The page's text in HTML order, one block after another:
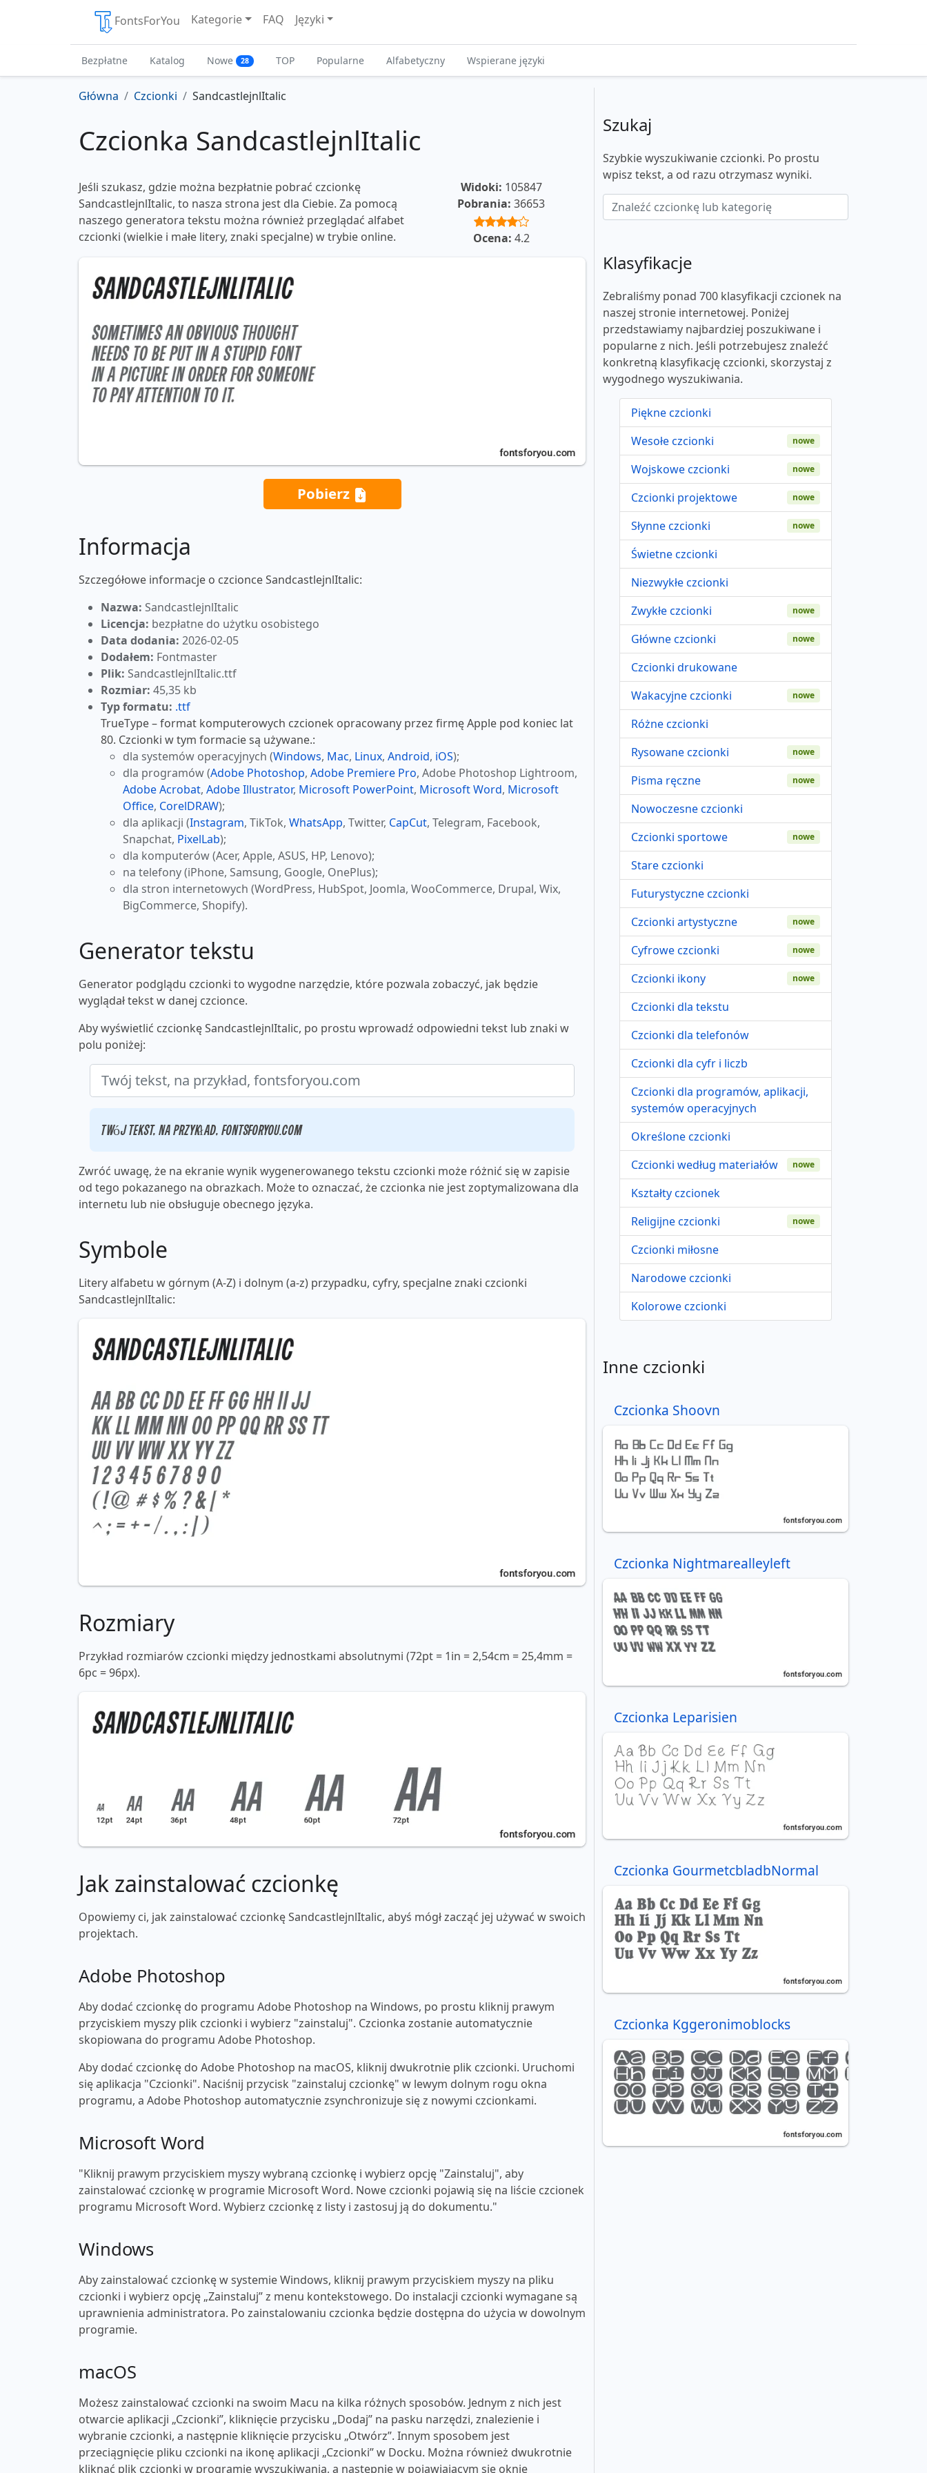
FontsForYou Kategorie FAQ Języki
Bezpłatne Katalog Nowe 28 TOP Popularne Alfabetyczny Wspierane języki
Główna Czcionki SandcastlejnlItalic
Czcionka SandcastlejnlItalic
Jeśli szukasz, gdzie można bezpłatnie pobrać czcionkę
SandcastlejnlItalic, to nasza strona jest dla Ciebie. Za pomocą
naszego generatora tekstu można również przeglądać alfabet
czcionki (wielkie i małe litery, znaki specjalne) w trybie online.
Widoki: 105847
Pobrania: 36653
Ocena: 4.2
Pobierz
Informacja
Szczegółowe informacje o czcionce SandcastlejnlItalic:
Nazwa: SandcastlejnlItalic
Licencja: bezpłatne do użytku osobistego
Data dodania: 2026-02-05
Dodałem: Fontmaster
Plik: SandcastlejnlItalic.ttf
Rozmiar: 45,35 kb
Typ formatu: .ttf
TrueType – format komputerowych czcionek opracowany przez firmę Apple pod koniec lat
80. Czcionki w tym formacie są używane.:
dla systemów operacyjnych (Windows, Mac, Linux, Android, iOS);
dla programów (Adobe Photoshop, Adobe Premiere Pro, Adobe Photoshop Lightroom,
Adobe Acrobat, Adobe Illustrator, Microsoft PowerPoint, Microsoft Word, Microsoft
Office, CorelDRAW);
dla aplikacji (Instagram, TikTok, WhatsApp, Twitter, CapCut, Telegram, Facebook,
Snapchat, PixelLab);
dla komputerów (Acer, Apple, ASUS, HP, Lenovo);
na telefony (iPhone, Samsung, Google, OnePlus);
dla stron internetowych (WordPress, HubSpot, Joomla, WooCommerce, Drupal, Wix,
BigCommerce, Shopify).
Generator tekstu
Generator podglądu czcionki to wygodne narzędzie, które pozwala zobaczyć, jak będzie
wyglądał tekst w danej czcionce.
Aby wyświetlić czcionkę SandcastlejnlItalic, po prostu wprowadź odpowiedni tekst lub znaki w
polu poniżej:
Twój tekst, na przykład, fontsforyou.com
Zwróć uwagę, że na ekranie wynik wygenerowanego tekstu czcionki może różnić się w zapisie
od tego pokazanego na obrazkach. Może to oznaczać, że czcionka nie jest zoptymalizowana dla
internetu lub nie obsługuje obecnego języka.
Symbole
Litery alfabetu w górnym (A-Z) i dolnym (a-z) przypadku, cyfry, specjalne znaki czcionki
SandcastlejnlItalic:
Rozmiary
Przykład rozmiarów czcionki między jednostkami absolutnymi (72pt = 1in = 2,54cm = 25,4mm =
6pc = 96px).
Jak zainstalować czcionkę
Opowiemy ci, jak zainstalować czcionkę SandcastlejnlItalic, abyś mógł zacząć jej używać w swoich
projektach.
Adobe Photoshop
Aby dodać czcionkę do programu Adobe Photoshop na Windows, po prostu kliknij prawym
przyciskiem myszy plik czcionki i wybierz "zainstaluj". Czcionka zostanie automatycznie
skopiowana do programu Adobe Photoshop.
Aby dodać czcionkę do Adobe Photoshop na macOS, kliknij dwukrotnie plik czcionki. Uruchomi
się aplikacja "Czcionki". Naciśnij przycisk "zainstaluj czcionkę" w lewym dolnym rogu okna
programu, a Adobe Photoshop automatycznie zsynchronizuje się z nowymi czcionkami.
Microsoft Word
"Kliknij prawym przyciskiem myszy wybraną czcionkę i wybierz opcję "Zainstaluj", aby
zainstalować czcionkę w programie Microsoft Word. Nowe czcionki pojawią się na liście czcionek
programu Microsoft Word. Wybierz czcionkę z listy i zastosuj ją do dokumentu."
Windows
Aby zainstalować czcionkę w systemie Windows, kliknij prawym przyciskiem myszy na pliku
czcionki i wybierz opcję „Zainstaluj” z menu kontekstowego. Do instalacji czcionki wymagane są
uprawnienia administratora. Po zainstalowaniu czcionka będzie dostępna do użycia w dowolnym
programie.
macOS
Możesz zainstalować czcionki na swoim Macu na kilka różnych sposobów. Jednym z nich jest
otwarcie aplikacji „Czcionki”, kliknięcie przycisku „Dodaj” na pasku narzędzi, znalezienie i
wybranie czcionki, a następnie kliknięcie przycisku „Otwórz”. Innym sposobem jest
przeciągnięcie pliku czcionki na ikonę aplikacji „Czcionki” w Docku. Można również dwukrotnie
kliknąć plik czcionki w programie wyszukiwania, a następnie w pojawiającym się oknie
Szukaj
Szybkie wyszukiwanie czcionki. Po prostu
wpisz tekst, a od razu otrzymasz wyniki.
Klasyfikacje
Zebraliśmy ponad 700 klasyfikacji czcionek na
naszej stronie internetowej. Poniżej
przedstawiamy najbardziej poszukiwane i
popularne z nich. Jeśli potrzebujesz znaleźć
konkretną klasyfikację czcionki, skorzystaj z
wygodnego wyszukiwania.
Piękne czcionki
Wesołe czcionki
nowe
Wojskowe czcionki nowe
Czcionki projektowe nowe
Słynne czcionki nowe
Świetne czcionki
Niezwykłe czcionki
Zwykłe czcionki
nowe
Główne czcionki nowe
Czcionki drukowane
Wakacyjne czcionki
nowe
Różne czcionki
Rysowane czcionki
nowe
Pisma ręczne nowe
Nowoczesne czcionki
Czcionki sportowe
nowe
Stare czcionki
Futurystyczne czcionki
Czcionki artystyczne
nowe
Cyfrowe czcionki nowe
Czcionki ikony nowe
Czcionki dla tekstu
Czcionki dla telefonów
Czcionki dla cyfr i liczb
Czcionki dla programów, aplikacji,
systemów operacyjnych
Określone czcionki
Czcionki według materiałów
nowe
Kształty czcionek
Religijne czcionki
nowe
Czcionki miłosne
Narodowe czcionki
Kolorowe czcionki
Inne czcionki
Czcionka Shoovn
Czcionka Nightmarealleyleft
Czcionka Leparisien
Czcionka GourmetcbladbNormal
Czcionka Kggeronimoblocks